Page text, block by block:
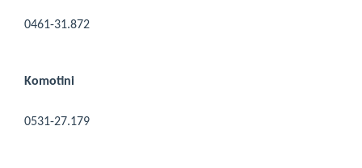
0461-31.872
Komotini
0531-27.179